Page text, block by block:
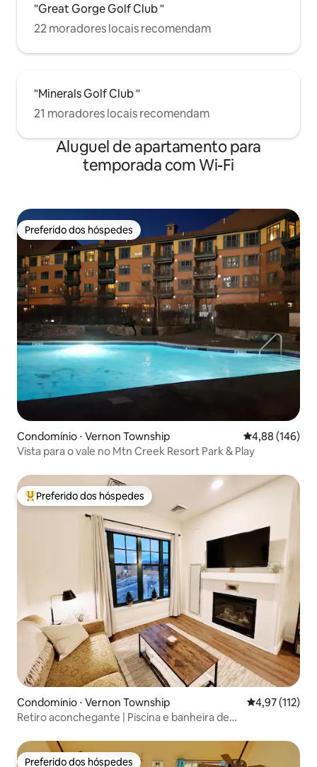
"Great Gorge Golf Club "
22 moradores locais recomendam
"Minerals Golf Club "
21 moradores locais recomendam
Aluguel de apartamento para
temporada com Wi-Fi
Preferido dos hóspedes
Preferido dos hóspedes
Condomínio ⋅ Vernon Township 4,88 de uma
4,88 (146)
Vista para o vale no Mtn Creek Resort Park & Play
Entre os melhores preferidos dos hóspedes
Preferido dos hóspedes
Condomínio ⋅ Vernon Township 4,97 de uma
4,97 (112)
Retiro aconchegante | Piscina e banheira de
Preferido dos hóspedes